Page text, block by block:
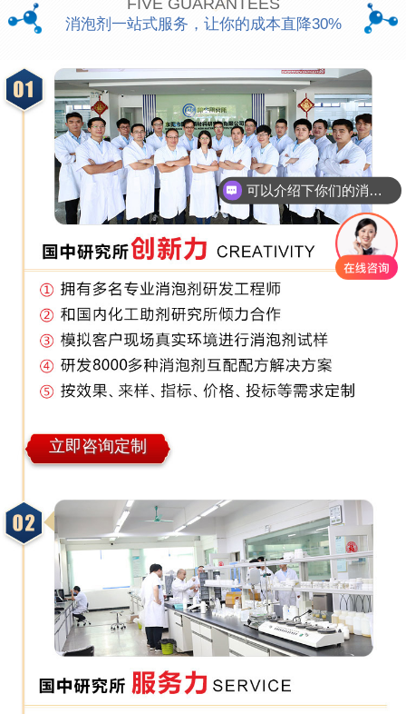
消泡剂一站式服务，让你的成本直降30%
立即咨询定制
可以介绍下你们的消泡剂么
你们是怎么收费的呢